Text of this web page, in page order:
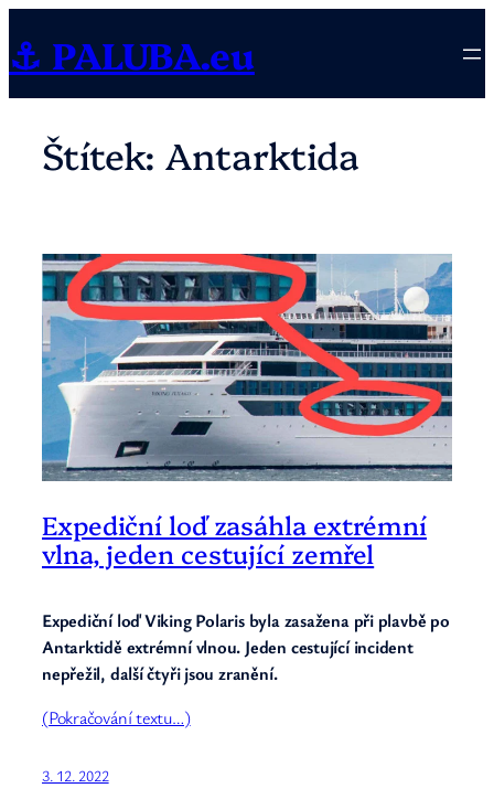
na
obsah
⚓ PALUBA.eu
Štítek: Antarktida
Expediční loď zasáhla extrémní
vlna, jeden cestující zemřel
Expediční loď Viking Polaris byla zasažena při plavbě po
Antarktidě extrémní vlnou. Jeden cestující incident
nepřežil, další čtyři jsou zranění.
(Pokračování textu…)
3. 12. 2022